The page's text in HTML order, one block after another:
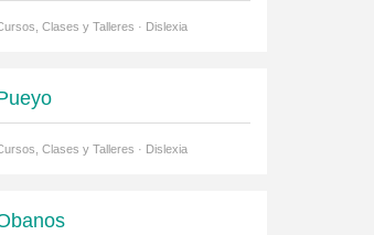
Clases y Talleres · Dislexia
Clases y Talleres · Dislexia